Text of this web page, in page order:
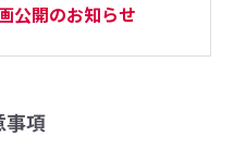
公開のお知らせ
事項